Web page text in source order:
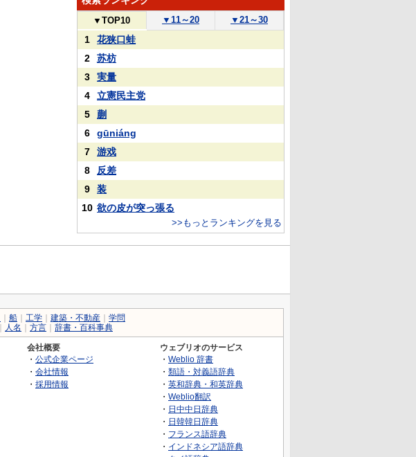
▼ TOP10 ▼ 11～20 ▼ 21～30
1
花狭口蛙
2
苏枋
3
実量
4
立憲民主党
5
蒯
6
gūniáng
7
游戏
8
反差
9
装
10 欲の皮が突っ張る
>>もっとランキングを見る
船 工学 建築・不動産
学問
人名 方言 辞書・百科事典
会社概要
・ 公式企業ページ
・ 会社情報
・ 採用情報
ウェブリオのサービス
・ Weblio 辞書
・ 類語・対義語辞典
・ 英和辞典・和英辞典
・ Weblio翻訳
・ 日中中日辞典
・ 日韓韓日辞典
・ フランス語辞典
・ インドネシア語辞典